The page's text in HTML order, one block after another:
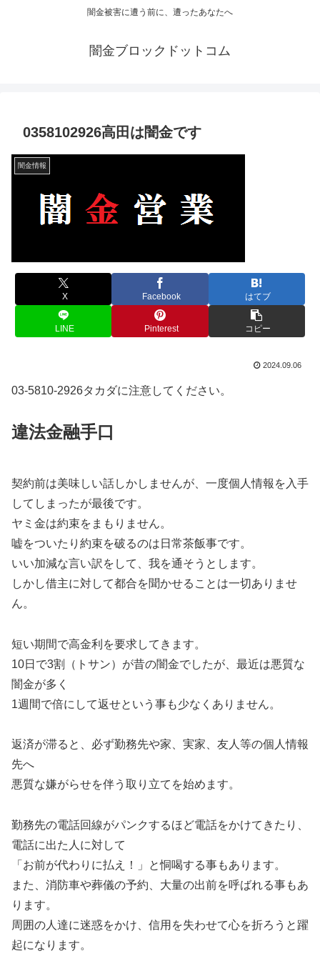
闇金被害に遭う前に、遭ったあなたへ
闇金ブロックドットコム
0358102926高田は闇金です
闇金情報
X Facebook はてブ
LINE Pinterest コピー
2024.09.06
03-5810-2926タカダに注意してください。
違法金融手口
契約前は美味しい話しかしませんが、一度個人情報を入手
してしまったが最後です。
ヤミ金は約束をまもりません。
嘘をついたり約束を破るのは日常茶飯事です。
いい加減な言い訳をして、我を通そうとします。
しかし借主に対して都合を聞かせることは一切ありませ
ん。
短い期間で高金利を要求してきます。
10日で3割（トサン）が昔の闇金でしたが、最近は悪質な
闇金が多く
1週間で倍にして返せという事も少なくありません。
返済が滞ると、必ず勤務先や家、実家、友人等の個人情報
先へ
悪質な嫌がらせを伴う取り立てを始めます。
勤務先の電話回線がパンクするほど電話をかけてきたり、
電話に出た人に対して
「お前が代わりに払え！」と恫喝する事もあります。
また、消防車や葬儀の予約、大量の出前を呼ばれる事もあ
ります。
周囲の人達に迷惑をかけ、信用を失わせて心を折ろうと躍
起になります。